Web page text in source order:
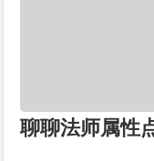
聊聊法师属性